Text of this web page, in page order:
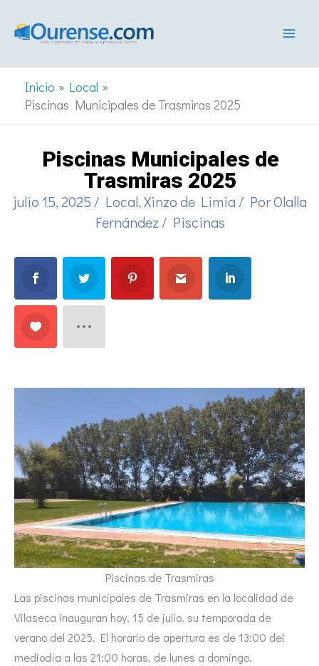
Inicio
Local
Piscinas Municipales de Trasmiras 2025
Piscinas Municipales de
Trasmiras 2025
julio 15, 2025 / Local,Xinzo de Limia / PorOlalla
Fernández / Piscinas
Piscinas de Trasmiras
Las piscinas municipales de Trasmiras en la localidad de
Vilaseca inauguran hoy, 15 de julio, su temporada de
verano del 2025. El horario de apertura es de 13:00 del
mediodía a las 21:00 horas, de lunes a domingo.